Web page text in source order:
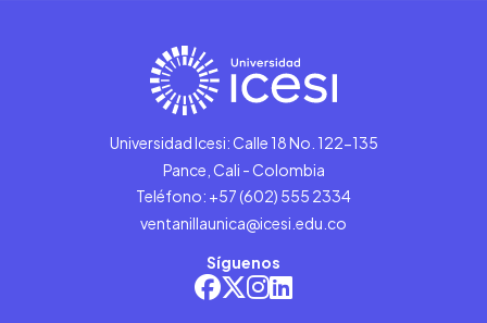
Universidad Icesi: Calle 18 No. 122-135
Pance, Cali - Colombia
Teléfono: +57 (602) 555 2334
ventanillaunica@icesi.edu.co
Síguenos